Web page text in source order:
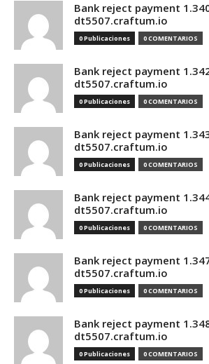
Bank reject payment
dt5507.craftum.io
0 Publicaciones 0 COMENTARIOS
Bank reject payment
dt5507.craftum.io
0 Publicaciones 0 COMENTARIOS
Bank reject payment
dt5507.craftum.io
0 Publicaciones 0 COMENTARIOS
Bank reject payment
dt5507.craftum.io
0 Publicaciones 0 COMENTARIOS
Bank reject payment
dt5507.craftum.io
0 Publicaciones 0 COMENTARIOS
Bank reject payment
dt5507.craftum.io
0 Publicaciones 0 COMENTARIOS